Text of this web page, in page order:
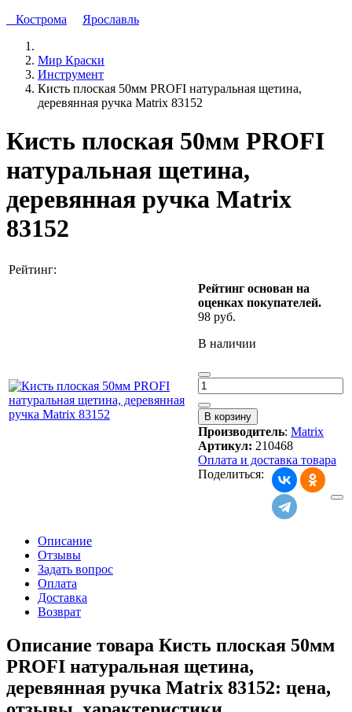
Кострома
Ярославль
Мир Краски
Инструмент
Кисть плоская 50мм PROFI натуральная щетина,
деревянная ручка Matrix 83152
Кисть плоская 50мм PROFI
натуральная щетина,
деревянная ручка Matrix
83152
Рейтинг:
Рейтинг основан на
оценках покупателей.
98 руб.
В наличии
Производитель: Matrix
Артикул: 210468
Оплата и доставка товара
Поделиться:
Описание
Отзывы
Задать вопрос
Оплата
Доставка
Возврат
Описание товара Кисть плоская 50мм
PROFI натуральная щетина,
деревянная ручка Matrix 83152: цена,